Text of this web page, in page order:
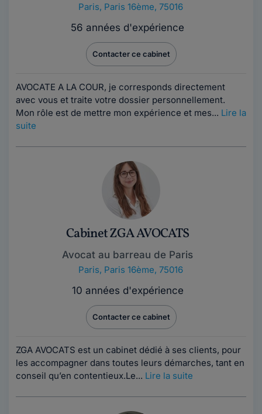
Paris, Paris 16ème, 75016
56 années d'expérience
Contacter ce cabinet
AVOCATE A LA COUR, je corresponds directement
avec vous et traite votre dossier personnellement.
Mon rôle est de mettre mon expérience et mes... Lire la
suite
Cabinet ZGA AVOCATS
Avocat au barreau de Paris
Paris, Paris 16ème, 75016
10 années d'expérience
Contacter ce cabinet
ZGA AVOCATS est un cabinet dédié à ses clients, pour
les accompagner dans toutes leurs démarches, tant en
conseil qu’en contentieux.Le... Lire la suite